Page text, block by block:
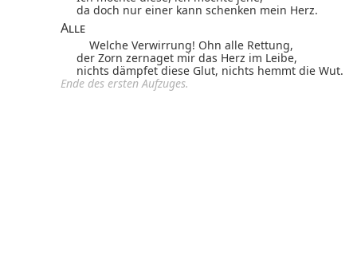
da doch nur einer kann schenken mein Herz.
Alle
Welche Verwirrung! Ohn alle Rettung,
der Zorn zernaget mir das Herz im Leibe,
nichts dämpfet diese Glut, nichts hemmt die Wut.
Ende des ersten Aufzuges.